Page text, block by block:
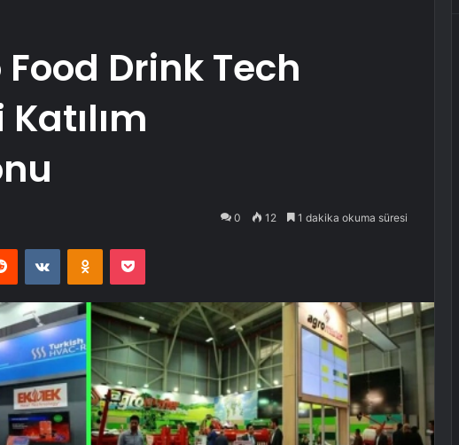
Food Drink Tech
0 12 1 dakika okuma süresi
Reddit VKontakteOdnoklassniki
Pocket